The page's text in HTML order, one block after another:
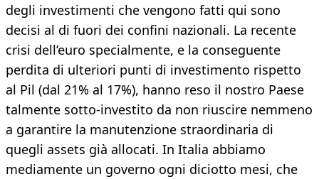
degli investimenti che vengono fatti qui sono
decisi al di fuori dei confini nazionali. La recente
crisi dell’euro specialmente, e la conseguente
perdita di ulteriori punti di investimento rispetto
al Pil (dal 21% al 17%), hanno reso il nostro Paese
talmente sotto-investito da non riuscire nemmeno
a garantire la manutenzione straordinaria di
quegli assets già allocati. In Italia abbiamo
mediamente un governo ogni diciotto mesi, che